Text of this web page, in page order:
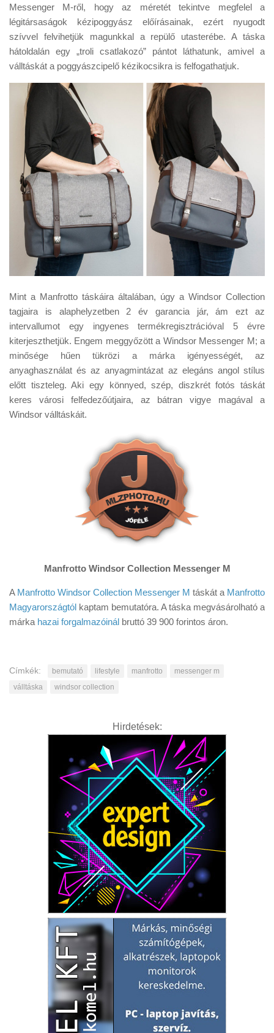
Messenger M-ről, hogy az méretét tekintve megfelel a
légitársaságok kézipoggyász előírásainak, ezért nyugodt
szívvel felvihetjük magunkkal a repülő utasterébe. A táska
hátoldalán egy „troli csatlakozó” pántot láthatunk, amivel a
válltáskát a poggyászcipelő kézikocsikra is felfogathatjuk.
Mint a Manfrotto táskáira általában, úgy a Windsor Collection
tagjaira is alaphelyzetben 2 év garancia jár, ám ezt az
intervallumot egy ingyenes termékregisztrációval 5 évre
kiterjeszthetjük. Engem meggyőzött a Windsor Messenger M; a
minősége hűen tükrözi a márka igényességét, az
anyaghasználat és az anyagmintázat az elegáns angol stílus
előtt tiszteleg. Aki egy könnyed, szép, diszkrét fotós táskát
keres városi felfedezőútjaira, az bátran vigye magával a
Windsor válltáskáit.
Manfrotto Windsor Collection Messenger M
A Manfrotto Windsor Collection Messenger M táskát a Manfrotto
Magyarországtól kaptam bemutatóra. A táska megvásárolható a
márka hazai forgalmazóinál bruttó 39 900 forintos áron.
Címkék: bemutató lifestyle manfrotto
messenger m
válltáska
windsor collection
Hirdetések: